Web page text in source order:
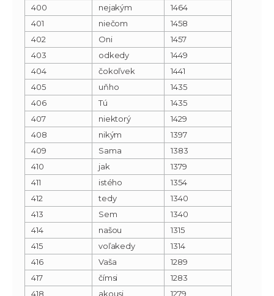
400
nejakým
1464
401
niečom
1458
402
Oni
1457
403
odkedy
1449
404
čokoľvek
1441
405
uňho
1435
406
Tú
1435
407
niektorý
1429
408
nikým
1397
409
Sama
1383
410
jak
1379
411
istého
1354
412
tedy
1340
413
Sem
1340
414
našou
1315
415
voľakedy
1314
416
Vaša
1289
417
čímsi
1283
418
akousi 1279